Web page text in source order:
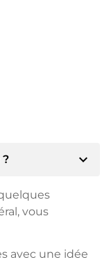
expand_more
vous
avec une idée